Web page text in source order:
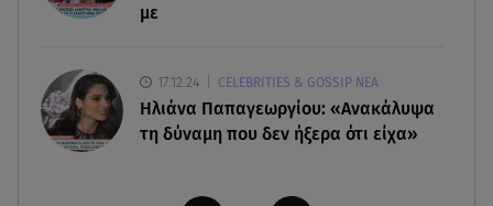
με
17.12.24 CELEBRITIES & GOSSIP ΝΕΑ
Ηλιάνα Παπαγεωργίου: «Ανακάλυψα
τη δύναμη που δεν ήξερα ότι είχα»